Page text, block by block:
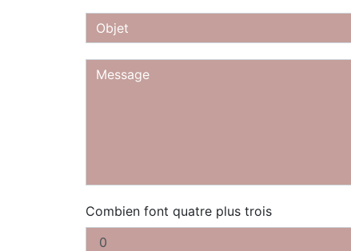
Combien font quatre plus trois